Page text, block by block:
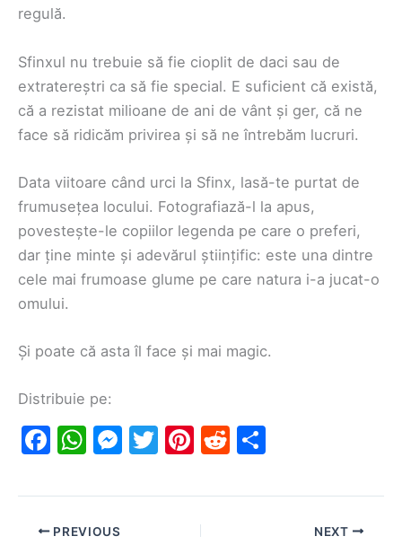
regulă.
Sfinxul nu trebuie să fie cioplit de daci sau de
extratereștri ca să fie special. E suficient că există,
că a rezistat milioane de ani de vânt și ger, că ne
face să ridicăm privirea și să ne întrebăm lucruri.
Data viitoare când urci la Sfinx, lasă-te purtat de
frumusețea locului. Fotografiază-l la apus,
povestește-le copiilor legenda pe care o preferi,
dar ține minte și adevărul științific: este una dintre
cele mai frumoase glume pe care natura i-a jucat-o
omului.
Și poate că asta îl face și mai magic.
Distribuie pe:
F
c
e
W
at
s
M
s
T
itt
Pi
er
e
R
d ar
PREVIOUS NEXT